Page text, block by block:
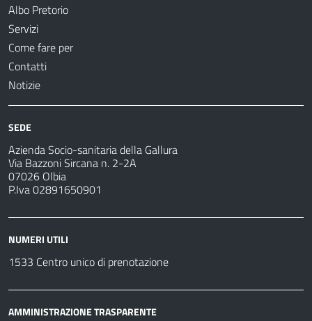
Albo Pretorio
Servizi
Come fare per
Contatti
Notizie
SEDE
Azienda Socio-sanitaria della Gallura
Via Bazzoni Sircana n. 2-2A
07026 Olbia
P.Iva 02891650901
NUMERI UTILI
1533 Centro unico di prenotazione
AMMINISTRAZIONE TRASPARENTE